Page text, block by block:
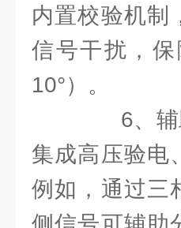
内置校验机制
信号干扰，
10°）。
6、辅助
集成高压验电
例如，通过三